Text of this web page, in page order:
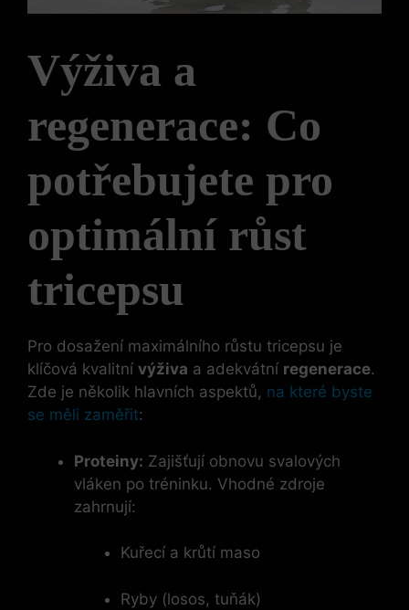
Výživa a
regenerace: Co
potřebujete pro
optimální růst⁣
tricepsu
Pro dosažení maximálního ​růstu tricepsu je
klíčová kvalitní výživa a adekvátní regenerace.
Zde je několik hlavních aspektů, na které byste
se měli zaměřit:
Proteiny: Zajišťují obnovu svalových
vláken po tréninku. Vhodné zdroje
‌zahrnují:
Kuřecí a krůtí maso
Ryby (losos, tuňák)